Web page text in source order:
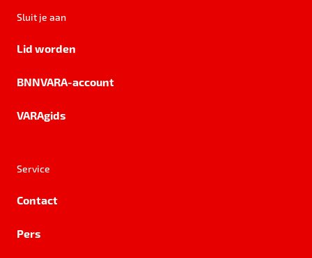
Sluit je aan
Lid worden
BNNVARA-account
VARAgids
Service
Contact
Pers